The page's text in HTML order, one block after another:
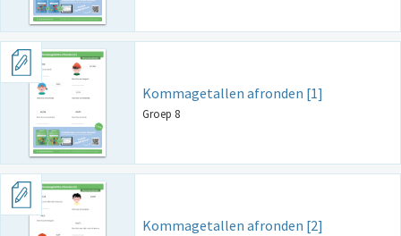
Kommagetallen afronden [1]
Groep 8
Kommagetallen afronden [2]